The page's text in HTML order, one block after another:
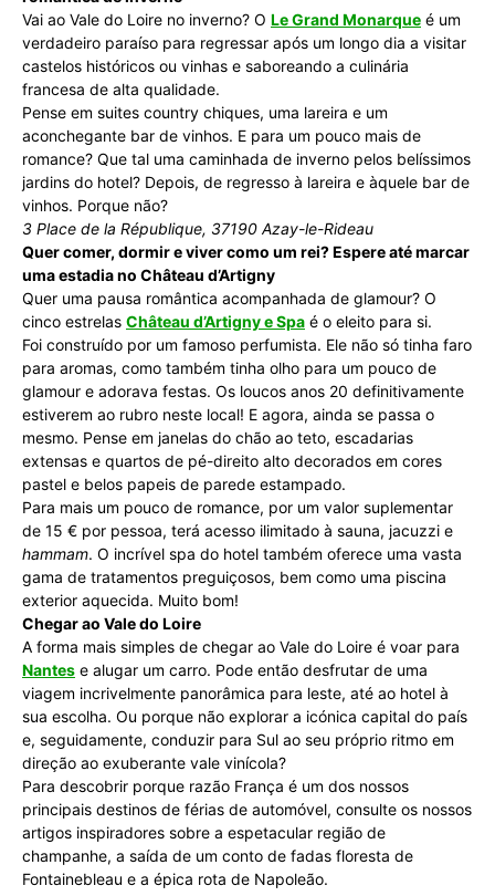
Vai ao Vale do Loire no inverno? O Le Grand Monarque é um
verdadeiro paraíso para regressar após um longo dia a visitar
castelos históricos ou vinhas e saboreando a culinária
francesa de alta qualidade.
Pense em suites country chiques, uma lareira e um
aconchegante bar de vinhos. E para um pouco mais de
romance? Que tal uma caminhada de inverno pelos belíssimos
jardins do hotel? Depois, de regresso à lareira e àquele bar de
vinhos. Porque não?
3 Place de la République, 37190 Azay-le-Rideau
Quer comer, dormir e viver como um rei? Espere até marcar
uma estadia no Château d’Artigny
Quer uma pausa romântica acompanhada de glamour? O
cinco estrelas Château d’Artigny e Spa é o eleito para si.
Foi construído por um famoso perfumista. Ele não só tinha faro
para aromas, como também tinha olho para um pouco de
glamour e adorava festas. Os loucos anos 20 definitivamente
estiverem ao rubro neste local! E agora, ainda se passa o
mesmo. Pense em janelas do chão ao teto, escadarias
extensas e quartos de pé-direito alto decorados em cores
pastel e belos papeis de parede estampado.
Para mais um pouco de romance, por um valor suplementar
de 15 € por pessoa, terá acesso ilimitado à sauna, jacuzzi e
hammam. O incrível spa do hotel também oferece uma vasta
gama de tratamentos preguiçosos, bem como uma piscina
exterior aquecida. Muito bom!
Chegar ao Vale do Loire
A forma mais simples de chegar ao Vale do Loire é voar para
Nantes e alugar um carro. Pode então desfrutar de uma
viagem incrivelmente panorâmica para leste, até ao hotel à
sua escolha. Ou porque não explorar a icónica capital do país
e, seguidamente, conduzir para Sul ao seu próprio ritmo em
direção ao exuberante vale vinícola?
Para descobrir porque razão França é um dos nossos
principais destinos de férias de automóvel, consulte os nossos
artigos inspiradores sobre a espetacular região de
champanhe, a saída de um conto de fadas floresta de
Fontainebleau e a épica rota de Napoleão.